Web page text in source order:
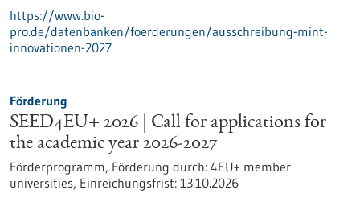
https://www.bio-
pro.de/datenbanken/foerderungen/ausschreibung-mint-
innovationen-2027
Förderung
SEED4EU+ 2026 | Call for applications for
the academic year 2026-2027
Förderprogramm, Förderung durch: 4EU+ member
universities, Einreichungsfrist: 13.10.2026